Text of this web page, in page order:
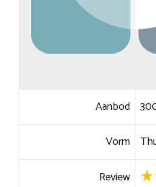
Aanbod
Vorm
Review